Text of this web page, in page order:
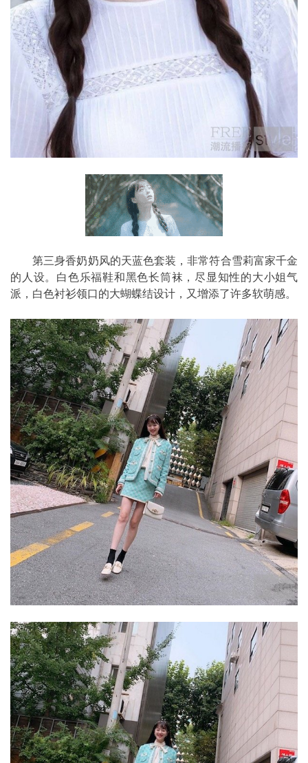
第三身香奶奶风的天蓝色套装，非常符合雪莉富家千金
的人设。白色乐福鞋和黑色长筒袜，尽显知性的大小姐气
派，白色衬衫领口的大蝴蝶结设计，又增添了许多软萌感。